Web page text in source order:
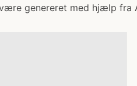
genereret med hjælp fra